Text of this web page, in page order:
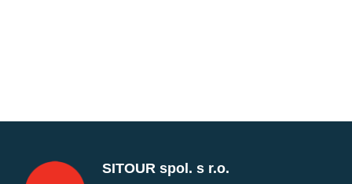
SITOUR spol. s r.o.